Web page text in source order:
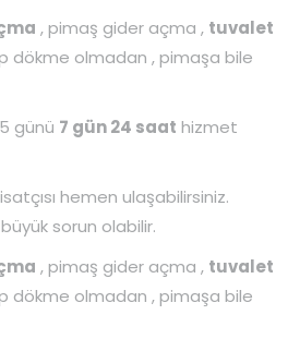
, pimaş gider açma , tuvalet
dökme olmadan , pimaşa bile
günü 7 gün 24 saat hizmet
hemen ulaşabilirsiniz.
büyük sorun olabilir.
, pimaş gider açma , tuvalet
dökme olmadan , pimaşa bile